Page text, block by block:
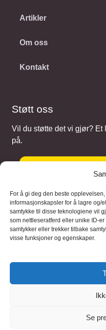
For å gi deg den beste
informasjonskapsler for å lagre og/
samtykke til disse teknologiene vil
som nettleseratferd eller unike ID-
samtykker eller trekker tilbake
visse funksjoner og egenskaper.
Se
Artikler
Om oss
Kontakt
Støtt oss
Vil du støtte det vi gjør? Et
på.
Gi et bidrag
Blaaregn – digitale